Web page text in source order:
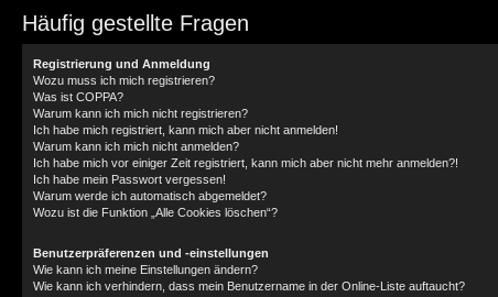
Häufig gestellte Fragen
Registrierung und Anmeldung
Wozu muss ich mich registrieren?
Was ist COPPA?
Warum kann ich mich nicht registrieren?
Ich habe mich registriert, kann mich aber nicht anmelden!
Warum kann ich mich nicht anmelden?
Ich habe mich vor einiger Zeit registriert, kann mich aber nicht mehr anmelden?!
Ich habe mein Passwort vergessen!
Warum werde ich automatisch abgemeldet?
Wozu ist die Funktion „Alle Cookies löschen“?
Benutzerpräferenzen und -einstellungen
Wie kann ich meine Einstellungen ändern?
Wie kann ich verhindern, dass mein Benutzername in der Online-Liste auftaucht?